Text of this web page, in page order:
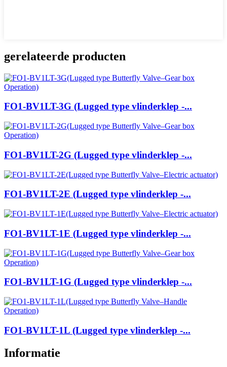
gerelateerde producten
FO1-BV1LT-3G (Lugged type vlinderklep -...
FO1-BV1LT-2G (Lugged type vlinderklep -...
FO1-BV1LT-2E (Lugged type vlinderklep -...
FO1-BV1LT-1E (Lugged type vlinderklep -...
FO1-BV1LT-1G (Lugged type vlinderklep -...
FO1-BV1LT-1L (Lugged type vlinderklep -...
Informatie